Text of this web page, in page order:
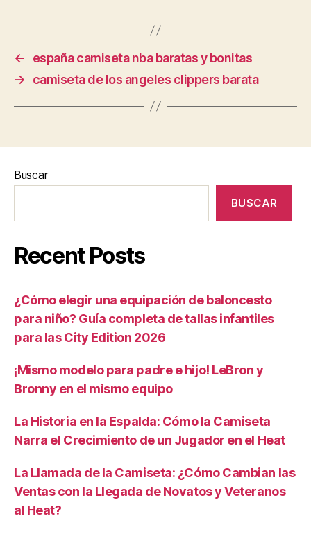
←
españa camiseta nba baratas y bonitas
→
camiseta de los angeles clippers barata
Buscar
BUSCAR
Recent Posts
¿Cómo elegir una equipación de baloncesto
para niño? Guía completa de tallas infantiles
para las City Edition 2026
¡Mismo modelo para padre e hijo! LeBron y
Bronny en el mismo equipo
La Historia en la Espalda: Cómo la Camiseta
Narra el Crecimiento de un Jugador en el Heat
La Llamada de la Camiseta: ¿Cómo Cambian las
Ventas con la Llegada de Novatos y Veteranos
al Heat?